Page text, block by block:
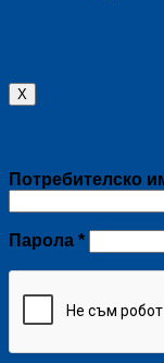
X
Потребителско
Парола *